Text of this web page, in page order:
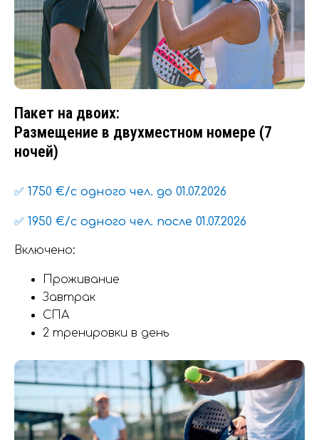
Пакет на двоих:
Размещение в двухместном номере (7
ночей)
✅ 1750 €/с одного чел. до 01.07.2026
✅ 1950 €/с одного чел. после 01.07.2026
Включено:
Проживание
Завтрак
СПА
2 тренировки в день